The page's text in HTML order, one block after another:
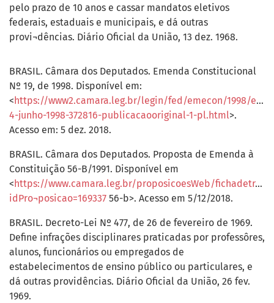
pelo prazo de 10 anos e cassar mandatos eletivos
federais, estaduais e municipais, e dá outras
provi¬dências. Diário Oficial da União, 13 dez. 1968.
BRASIL. Câmara dos Deputados. Emenda Constitucional
Nº 19, de 1998. Disponível em:
< https://www2.camara.leg.br/legin/fed/emecon/1998/
4-junho-1998-372816-publicacaooriginal-1-pl.html>.
Acesso em: 5 dez. 2018.
BRASIL. Câmara dos Deputados. Proposta de Emenda à
Constituição 56-B/1991. Disponível em
< https://www.camara.leg.br/proposicoesWeb/
idPro¬posicao=169337 56-b>. Acesso em 5/12/2018.
BRASIL. Decreto-Lei Nº 477, de 26 de fevereiro de 1969.
Define infrações disciplinares praticadas por professôres,
alunos, funcionários ou empregados de
estabelecimentos de ensino público ou particulares, e
dá outras providências. Diário Oficial da União, 26 fev.
1969.